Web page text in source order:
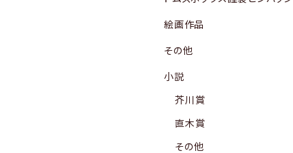
絵画作品
その他
小説
芥川賞
直木賞
その他